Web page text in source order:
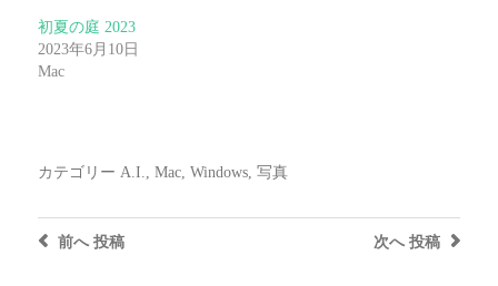
初夏の庭 2023
2023年6月10日
Mac
カテゴリー A.I., Mac, Windows, 写真
次へ 投稿
前へ投稿